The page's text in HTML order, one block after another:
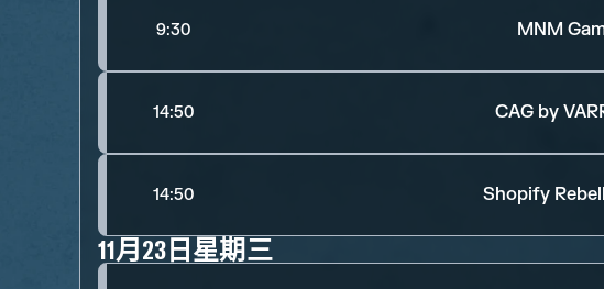
9:30 MNM
14:50 CAG by
14:50 Shopify
11月23日星期三